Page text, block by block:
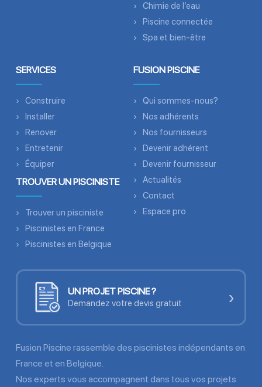
Chimie de l’eau
Piscine connectée
Spa et bien-être
SERVICES
Construire
Installer
Renover
Entretenir
Équiper
TROUVER UN PISCINISTE
Trouver un pisciniste
Piscinistes en France
Piscinistes en Belgique
FUSION PISCINE
Qui sommes-nous?
Nos adhérents
Nos fournisseurs
Devenir adhérent
Devenir fournisseur
Actualités
Contact
Espace pro
UN PROJET PISCINE ?
Demandez votre devis gratuit ›
Fusion Piscine rassemble des piscinistes indépendants en
France et en Belgique.
Nos experts vous accompagnent dans tous vos projets